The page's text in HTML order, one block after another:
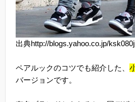
出典http://blogs.yahoo.co.jp/
ペアルックのコツでも紹介した、
バージョンです。